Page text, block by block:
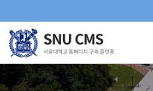
로
메
뉴